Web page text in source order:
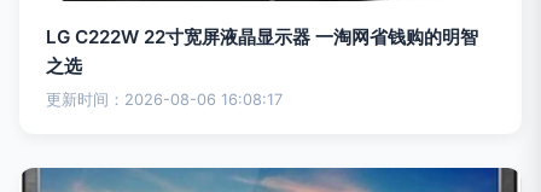
LG C222W 22寸宽屏液晶显示器 一淘网省钱购的明智
之选
更新时间：2026-08-06 16:08:17